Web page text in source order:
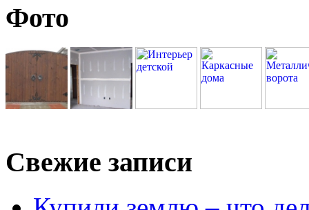
Фото
Свежие записи